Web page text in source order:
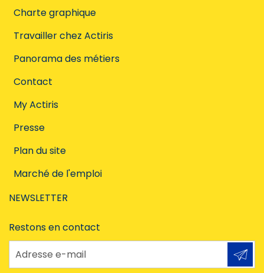
Charte graphique
Travailler chez Actiris
Panorama des métiers
Contact
My Actiris
Presse
Plan du site
Marché de l'emploi
NEWSLETTER
Restons en contact
Adresse e-mail